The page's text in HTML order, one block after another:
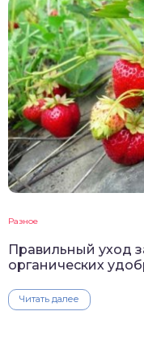
Разное
Правильный уход
органических
Читать далее